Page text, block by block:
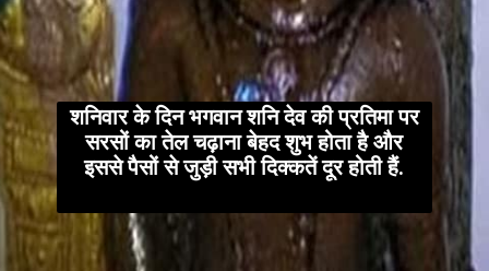
शनिवार के दिन भगवान शनि देव की प्रतिमा पर
सरसों का तेल चढ़ाना बेहद शुभ होता है और
इससे पैसों से जुड़ी सभी दिक्कतें दूर होती हैं.